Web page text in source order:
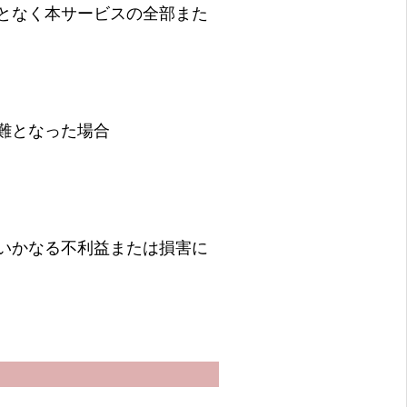
なく本サービスの全部また
となった場合
かなる不利益または損害に